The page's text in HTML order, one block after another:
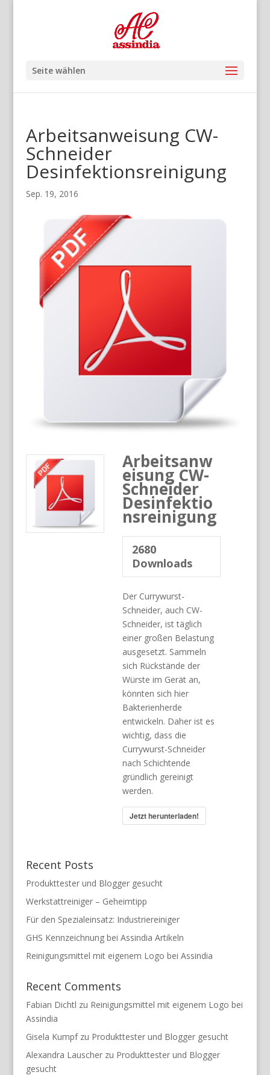
Seite wählen
Arbeitsanweisung CW-
Schneider
Desinfektionsreinigung
Sep. 19, 2016
Arbeitsanw
eisung CW-
Schneider
Desinfektio
nsreinigung
2680
Downloads
Der Currywurst-
Schneider, auch CW-
Schneider, ist täglich
einer großen Belastung
ausgesetzt. Sammeln
sich Rückstände der
Würste im Gerät an,
könnten sich hier
Bakterienherde
entwickeln. Daher ist es
wichtig, dass die
Currywurst-Schneider
nach Schichtende
gründlich gereinigt
werden.
Jetzt herunterladen!
Recent Posts
Produkttester und Blogger gesucht
Werkstattreiniger – Geheimtipp
Für den Spezialeinsatz: Industriereiniger
GHS Kennzeichnung bei Assindia Artikeln
Reinigungsmittel mit eigenem Logo bei Assindia
Recent Comments
Fabian Dichtl zu Reinigungsmittel mit eigenem Logo bei
Assindia
Gisela Kumpfzu Produkttester und Blogger gesucht
Alexandra Lauscherzu Produkttester und Blogger
gesucht